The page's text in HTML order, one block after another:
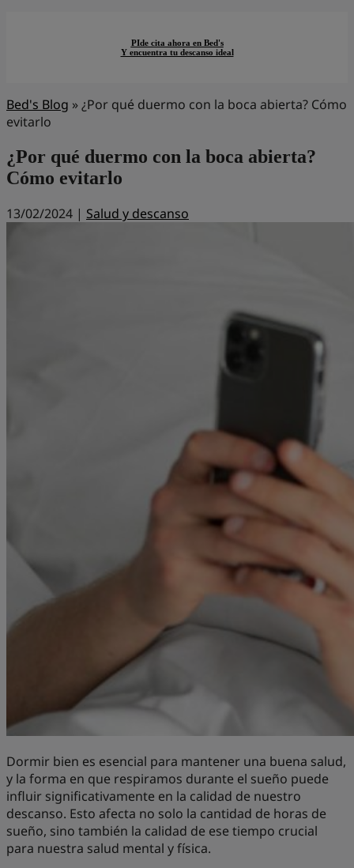
PIde cita ahora en Bed's
Y encuentra tu descanso ideal
Bed's Blog »¿Por qué duermo con la boca abierta? Cómo
evitarlo
¿Por qué duermo con la boca abierta?
Cómo evitarlo
13/02/2024 | Salud y descanso
Dormir bien es esencial para mantener una buena salud,
y la forma en que respiramos durante el sueño puede
influir significativamente en la calidad de nuestro
descanso. Esto afecta no solo la cantidad de horas de
sueño, sino también la calidad de ese tiempo crucial
para nuestra salud mental y física.